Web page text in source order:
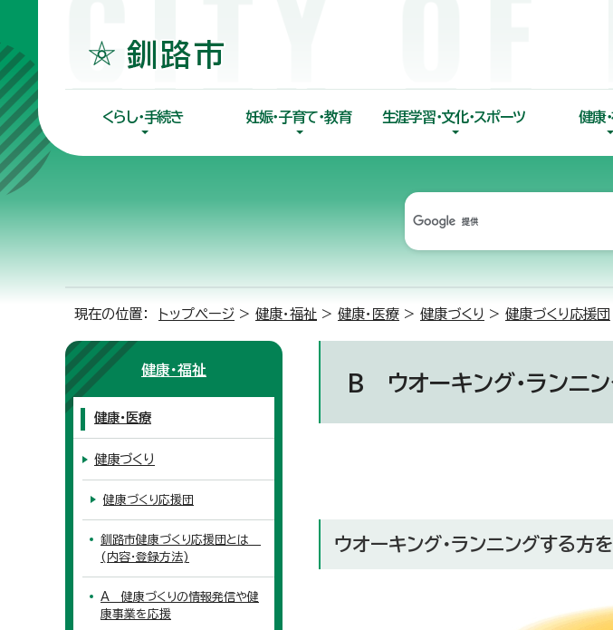
くらし・手続き 妊娠・子育て・教育 生涯学習・文化・スポーツ 健康
現在の位置： トップページ > 健康・福祉 > 健康・医療 > 健康づくり > 健康づくり応援団
B ウオーキング・ランニ
ウオーキング・ランニングする方
健康・福祉
健康・医療
健康づくり
健康づくり応援団
釧路市健康づくり応援団とは
(内容・登録方法)
A 健康づくりの情報発信や健
康事業を応援